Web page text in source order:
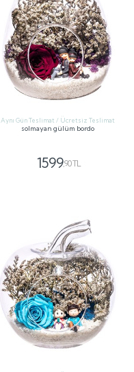
Aynı Gün Teslimat / Ücretsiz Teslimat
solmayan gülüm bordo
1599,90 TL